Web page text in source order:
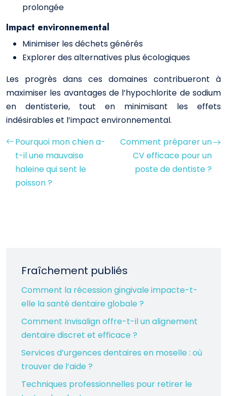
prolongée
Impact environnemental
Minimiser les déchets générés
Explorer des alternatives plus écologiques
Les progrès dans ces domaines contribueront à
maximiser les avantages de l’hypochlorite de sodium
en dentisterie, tout en minimisant les effets
indésirables et l’impact environnemental.
Pourquoi mon chien a-
t-il une mauvaise
haleine qui sent le
poisson ?
Comment préparer un
CV efficace pour un
poste de dentiste ?
Fraîchement publiés
Comment la récession gingivale impacte-t-
elle la santé dentaire globale ?
Comment Invisalign offre-t-il un alignement
dentaire discret et efficace ?
Services d’urgences dentaires en moselle : où
trouver de l’aide ?
Techniques professionnelles pour retirer le